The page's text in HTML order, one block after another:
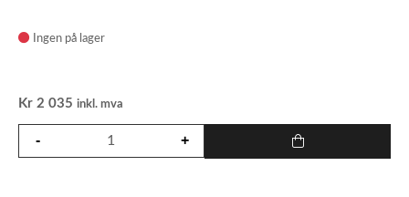
Ingen på lager
Kr 2 035 inkl. mva